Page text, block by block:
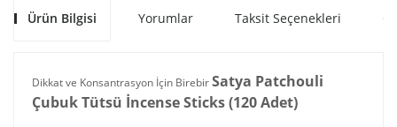
Ürün Bilgisi Yorumlar Taksit Seçenekleri
Dikkat ve Konsantrasyon İçin BirebirSatya Patchouli
Çubuk Tütsü İncense Sticks (120 Adet)